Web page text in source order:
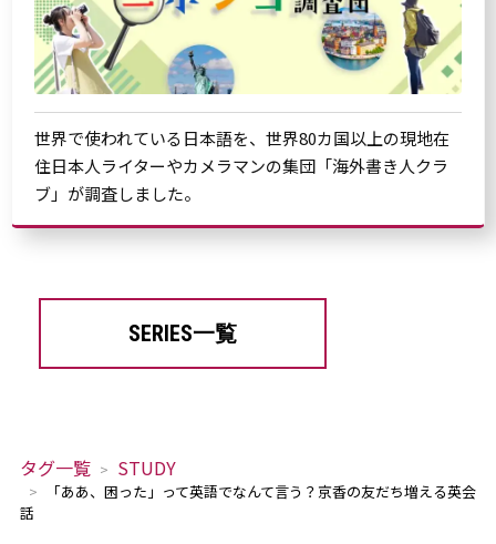
世界で使われている日本語を、世界80カ国以上の現地在
住日本人ライターやカメラマンの集団「海外書き人クラ
ブ」が調査しました。
SERIES一覧
タグ一覧 STUDY
「ああ、困った」って英語でなんて言う？京香の友だち増える英会
話